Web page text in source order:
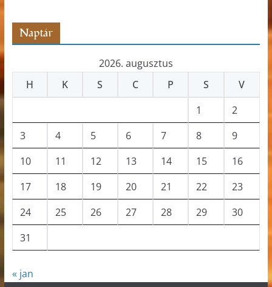
Naptár
2026. augusztus
H
K S C P S
V
1
2
3
4 5 6 7 8
9
10
11 12 13 14 15
16
17
18 19 20 21 22
23
24
25 26 27 28 29
30
31
« jan